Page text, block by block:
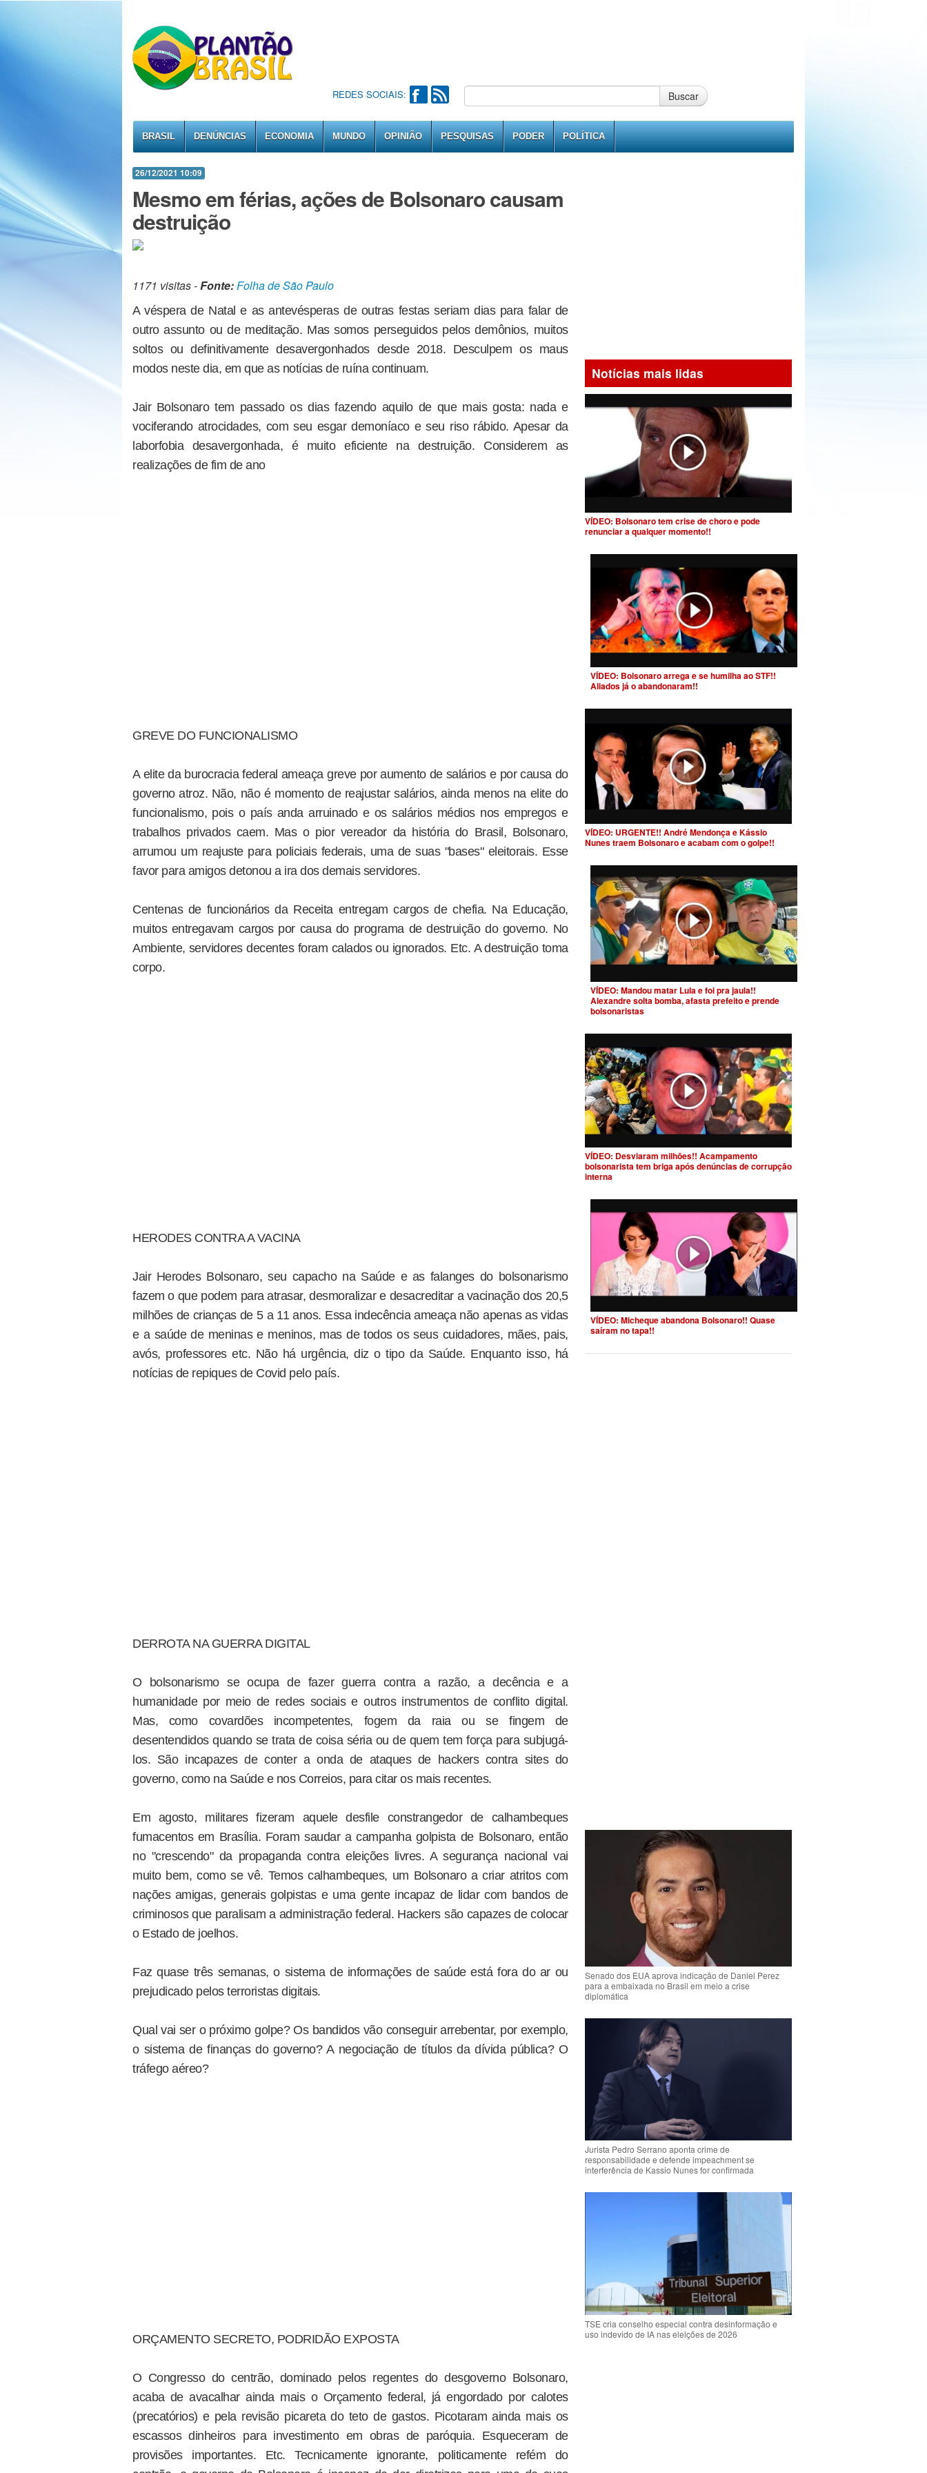
REDES SOCIAIS: Buscar
BRASIL DENÚNCIAS ECONOMIA MUNDO OPINIÃO PESQUISAS PODER POLÍTICA
26/12/2021 10:09
Mesmo em férias, ações de Bolsonaro causam
destruição
1171 visitas -Fonte:Folha de São Paulo
A véspera de Natal e as antevésperas de outras festas seriam dias para falar de
outro assunto ou de meditação. Mas somos perseguidos pelos demônios, muitos
soltos ou definitivamente desavergonhados desde 2018. Desculpem os maus
modos neste dia, em que as notícias de ruína continuam.
Jair Bolsonaro tem passado os dias fazendo aquilo de que mais gosta: nada e
vociferando atrocidades, com seu esgar demoníaco e seu riso rábido. Apesar da
laborfobia desavergonhada, é muito eficiente na destruição. Considerem as
realizações de fim de ano
GREVE DO FUNCIONALISMO
A elite da burocracia federal ameaça greve por aumento de salários e por causa do
governo atroz. Não, não é momento de reajustar salários, ainda menos na elite do
funcionalismo, pois o país anda arruinado e os salários médios nos empregos e
trabalhos privados caem. Mas o pior vereador da história do Brasil, Bolsonaro,
arrumou um reajuste para policiais federais, uma de suas "bases" eleitorais. Esse
favor para amigos detonou a ira dos demais servidores.
Centenas de funcionários da Receita entregam cargos de chefia. Na Educação,
muitos entregavam cargos por causa do programa de destruição do governo. No
Ambiente, servidores decentes foram calados ou ignorados. Etc. A destruição toma
corpo.
HERODES CONTRA A VACINA
Jair Herodes Bolsonaro, seu capacho na Saúde e as falanges do bolsonarismo
fazem o que podem para atrasar, desmoralizar e desacreditar a vacinação dos 20,5
milhões de crianças de 5 a 11 anos. Essa indecência ameaça não apenas as vidas
e a saúde de meninas e meninos, mas de todos os seus cuidadores, mães, pais,
avós, professores etc. Não há urgência, diz o tipo da Saúde. Enquanto isso, há
notícias de repiques de Covid pelo país.
DERROTA NA GUERRA DIGITAL
O bolsonarismo se ocupa de fazer guerra contra a razão, a decência e a
humanidade por meio de redes sociais e outros instrumentos de conflito digital.
Mas, como covardões incompetentes, fogem da raia ou se fingem de
desentendidos quando se trata de coisa séria ou de quem tem força para subjugá-
los. São incapazes de conter a onda de ataques de hackers contra sites do
governo, como na Saúde e nos Correios, para citar os mais recentes.
Em agosto, militares fizeram aquele desfile constrangedor de calhambeques
fumacentos em Brasília. Foram saudar a campanha golpista de Bolsonaro, então
no "crescendo" da propaganda contra eleições livres. A segurança nacional vai
muito bem, como se vê. Temos calhambeques, um Bolsonaro a criar atritos com
nações amigas, generais golpistas e uma gente incapaz de lidar com bandos de
criminosos que paralisam a administração federal. Hackers são capazes de colocar
o Estado de joelhos.
Faz quase três semanas, o sistema de informações de saúde está fora do ar ou
prejudicado pelos terroristas digitais.
Qual vai ser o próximo golpe? Os bandidos vão conseguir arrebentar, por exemplo,
o sistema de finanças do governo? A negociação de títulos da dívida pública? O
tráfego aéreo?
ORÇAMENTO SECRETO, PODRIDÃO EXPOSTA
O Congresso do centrão, dominado pelos regentes do desgoverno Bolsonaro,
acaba de avacalhar ainda mais o Orçamento federal, já engordado por calotes
(precatórios) e pela revisão picareta do teto de gastos. Picotaram ainda mais os
escassos dinheiros para investimento em obras de paróquia. Esqueceram de
provisões importantes. Etc. Tecnicamente ignorante, politicamente refém do
Notícias mais lidas
VÍDEO: Bolsonaro tem crise de choro e pode
renunciar a qualquer momento!!
VÍDEO: Bolsonaro arrega e se humilha ao STF!!
Aliados já o abandonaram!!
VÍDEO: URGENTE!! André Mendonça e Kássio
Nunes traem Bolsonaro e acabam com o golpe!!
VÍDEO: Mandou matar Lula e foi pra jaula!!
Alexandre solta bomba, afasta prefeito e prende
bolsonaristas
VÍDEO: Desviaram milhões!! Acampamento
bolsonarista tem briga após denúncias de corrupção
interna
VÍDEO: Micheque abandona Bolsonaro!! Quase
saíram no tapa!!
Senado dos EUA aprova indicação de Daniel Perez
para a embaixada no Brasil em meio a crise
diplomática
Jurista Pedro Serrano aponta crime de
responsabilidade e defende impeachment se
interferência de Kassio Nunes for confirmada
TSE cria conselho especial contra desinformação e
uso indevido de IA nas eleições de 2026